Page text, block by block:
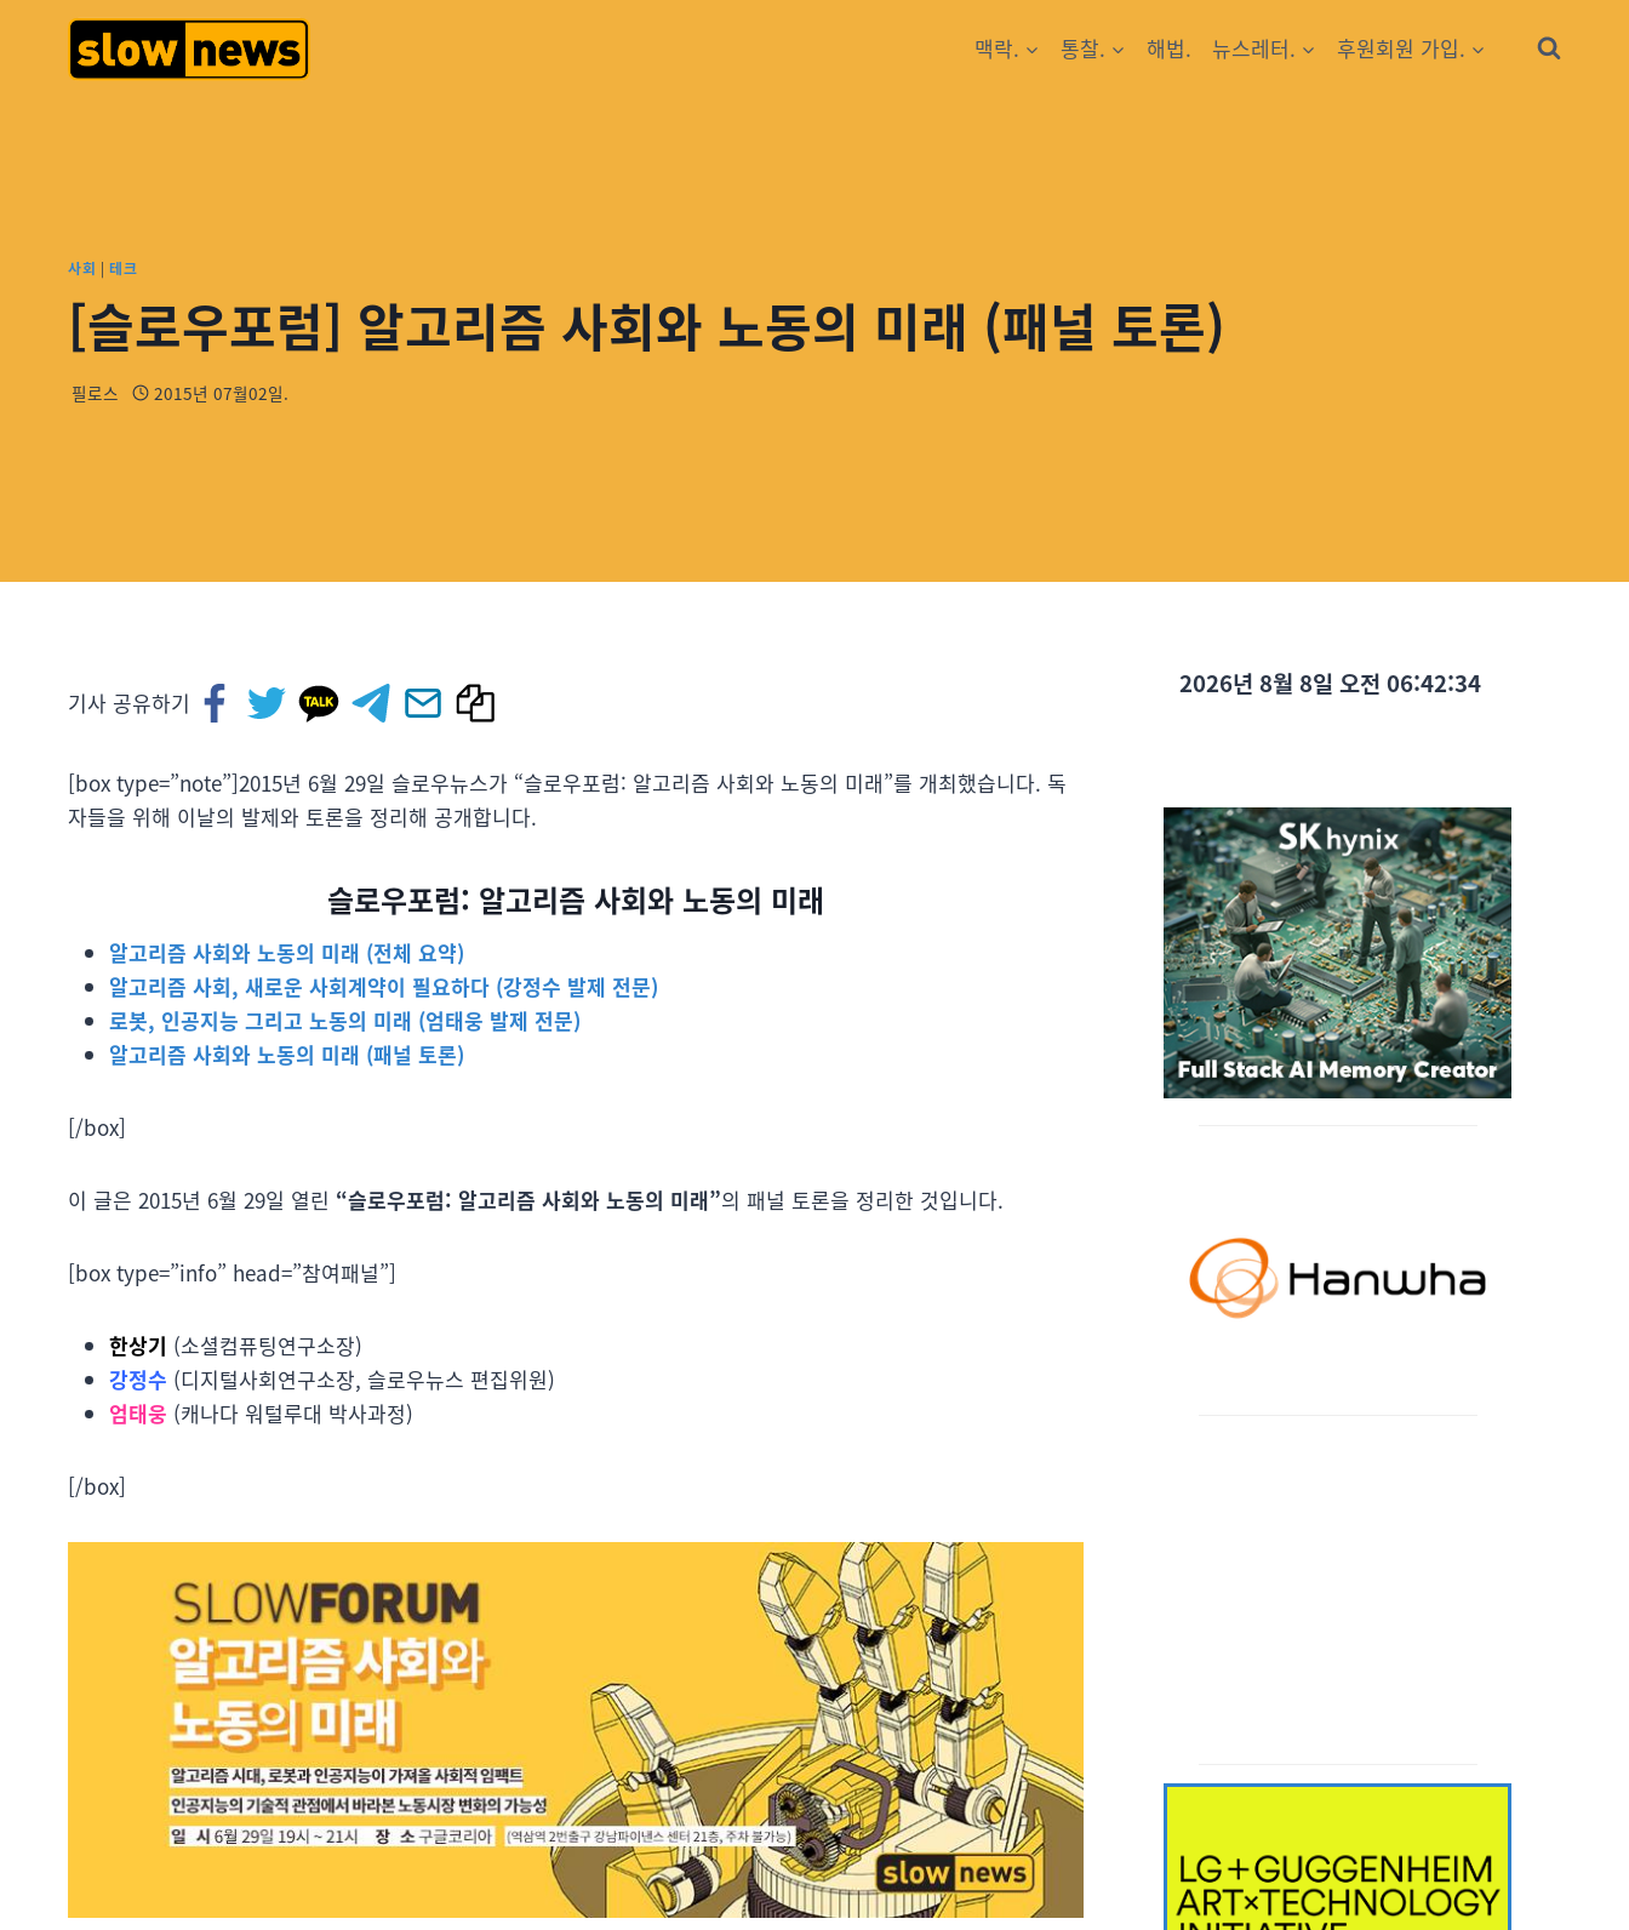
맥락. 통찰. 해법. 뉴스레터. 후원회원 가입.
사회 | 테크
[슬로우포럼] 알고리즘 사회와 노동의 미래 (패널 토론)
필로스 2015년 07월02일.
기사 공유하기
[box type=”note”]2015년 6월 29일 슬로우뉴스가 “슬로우포럼: 알고리즘 사회와 노동의 미래”를 개최했습니다. 독
자들을 위해 이날의 발제와 토론을 정리해 공개합니다.
슬로우포럼: 알고리즘 사회와 노동의 미래
알고리즘 사회와 노동의 미래 (전체 요약)
알고리즘 사회, 새로운 사회계약이 필요하다 (강정수 발제 전문)
로봇, 인공지능 그리고 노동의 미래 (엄태웅 발제 전문)
알고리즘 사회와 노동의 미래 (패널 토론)
[/box]
이 글은 2015년 6월 29일 열린 “슬로우포럼: 알고리즘 사회와 노동의 미래”의 패널 토론을 정리한 것입니다.
[box type=”info” head=”참여패널”]
한상기 (소셜컴퓨팅연구소장)
강정수 (디지털사회연구소장, 슬로우뉴스 편집위원)
엄태웅 (캐나다 워털루대 박사과정)
[/box]
2026년 8월 8일 오전 06:42:36